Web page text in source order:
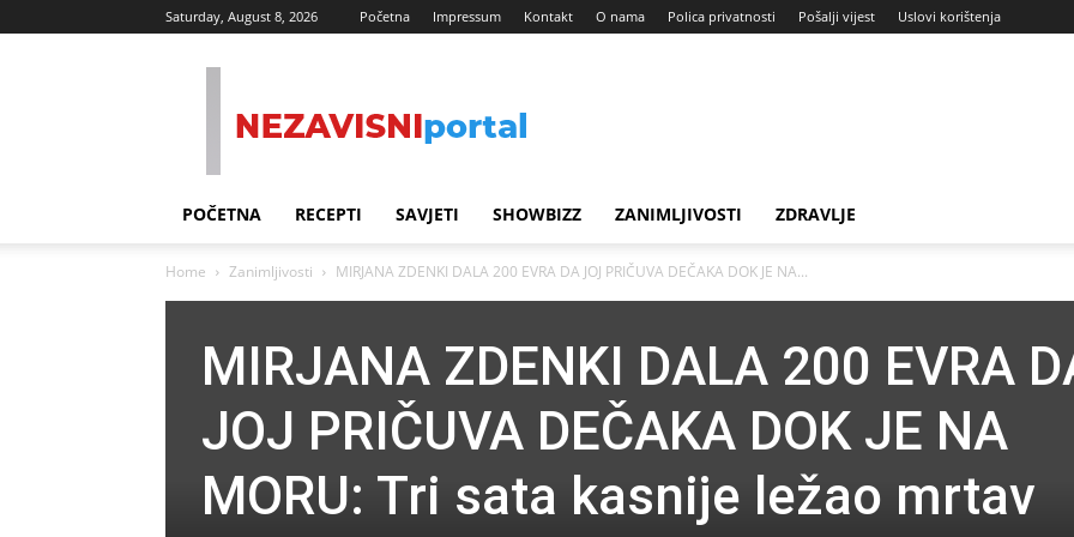
Saturday, August 8, 2026 Početna Impressum Kontakt O nama Polica privatnosti Pošalji vijest Uslovi korištenja
POČETNA RECEPTI SAVJETI SHOWBIZZ ZANIMLJIVOSTI ZDRAVLJE
Home Zanimljivosti MIRJANA ZDENKI DALA 200 EVRA DA JOJ PRIČUVA DEČAKA DOK JE NA...
MIRJANA ZDENKI DALA 200 EVRA
JOJ PRIČUVA DEČAKA DOK JE NA
MORU: Tri sata kasnije ležao mrtav